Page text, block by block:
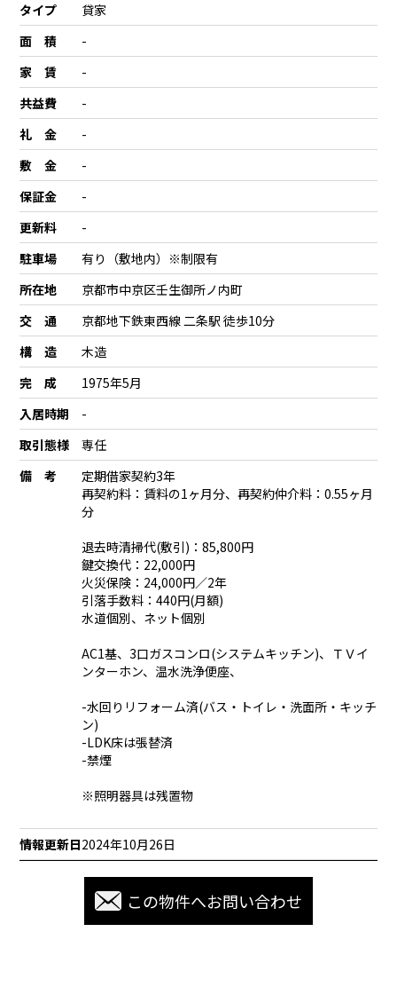
タイプ
貸家
面 積
-
家 賃
-
共益費
-
礼 金
-
敷 金
-
保証金
-
更新料
-
駐車場
有り（敷地内）※制限有
所在地
京都市中京区壬生御所ノ内町
交 通
京都地下鉄東西線 二条駅 徒歩10分
構 造
木造
完 成
1975年5月
入居時期
-
取引態様
専任
備 考
定期借家契約3年
再契約料：賃料の1ヶ月分、再契約仲介料：0.55ヶ月
分
退去時清掃代(敷引)：85,800円
鍵交換代：22,000円
火災保険：24,000円／2年
引落手数料：440円(月額)
水道個別、ネット個別
AC1基、3口ガスコンロ(システムキッチン)、ＴＶイ
ンターホン、温水洗浄便座、
-水回りリフォーム済(バス・トイレ・洗面所・キッチ
ン)
-LDK床は張替済
-禁煙
※照明器具は残置物
情報更新日2024年10月26日
この物件へお問い合わせ